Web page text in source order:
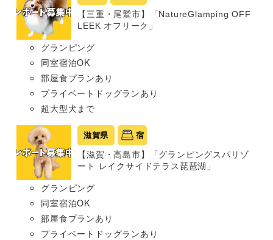
【三重・尾鷲市】「NatureGlamping OFF
LEEK オフリーク」
グランピング
同室宿泊OK
部屋食プランあり
プライベートドッグランあり
超大型犬まで
滋賀県 宿
【滋賀・高島市】「グランピングスパリゾ
ート レイクサイドテラス琵琶湖」
グランピング
同室宿泊OK
部屋食プランあり
プライベートドッグランあり